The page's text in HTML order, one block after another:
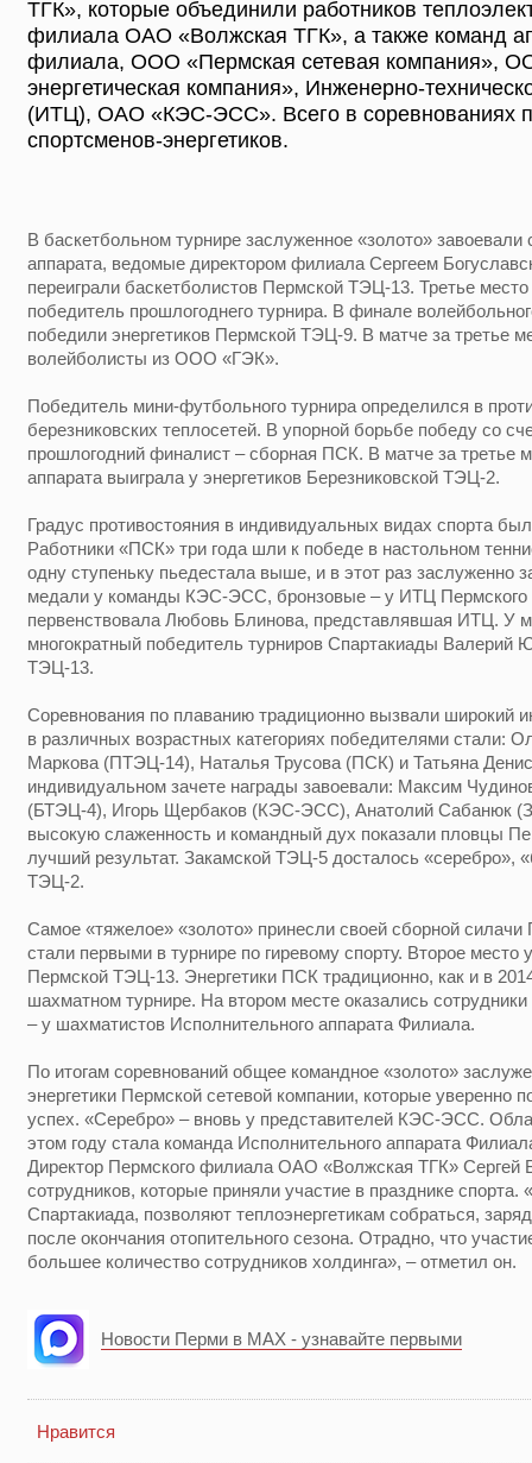
ТГК», которые объединили работников
филиала ОАО «Волжская ТГК», а также команд
филиала, ООО «Пермская сетевая компания»,
энергетическая компания», Инженерно-
(ИТЦ), ОАО «КЭС-ЭСС». Всего в соревнованиях
спортсменов-энергетиков.
В баскетбольном турнире заслуженное «золото» завоевали
аппарата, ведомые директором филиала Сергеем
переиграли баскетболистов Пермской ТЭЦ-13. Третье
победитель прошлогоднего турнира. В финале
победили энергетиков Пермской ТЭЦ-9. В матче за третье
волейболисты из ООО «ГЭК».
Победитель мини-футбольного турнира определился в
березниковских теплосетей. В упорной борьбе победу со
прошлогодний финалист – сборная ПСК. В матче за третье
аппарата выиграла у энергетиков Березниковской ТЭЦ-2.
Градус противостояния в индивидуальных видах спорта
Работники «ПСК» три года шли к победе в настольном
одну ступеньку пьедестала выше, и в этот раз заслуженно
медали у команды КЭС-ЭСС, бронзовые – у ИТЦ Пермского
первенствовала Любовь Блинова, представлявшая ИТЦ. У
многократный победитель турниров Спартакиады Валерий
ТЭЦ-13.
Соревнования по плаванию традиционно вызвали широкий
в различных возрастных категориях победителями
Маркова (ПТЭЦ-14), Наталья Трусова (ПСК) и Татьяна
индивидуальном зачете награды завоевали: Максим
(БТЭЦ-4), Игорь Щербаков (КЭС-ЭСС), Анатолий Сабанюк
высокую слаженность и командный дух показали пловцы
лучший результат. Закамской ТЭЦ-5 досталось «серебро»,
ТЭЦ-2.
Самое «тяжелое» «золото» принесли своей сборной
стали первыми в турнире по гиревому спорту. Второе место
Пермской ТЭЦ-13. Энергетики ПСК традиционно, как и в
шахматном турнире. На втором месте оказались
– у шахматистов Исполнительного аппарата Филиала.
По итогам соревнований общее командное «золото»
энергетики Пермской сетевой компании, которые уверенно
успех. «Серебро» – вновь у представителей КЭС-ЭСС.
этом году стала команда Исполнительного аппарата
Директор Пермского филиала ОАО «Волжская ТГК» Сергей
сотрудников, которые приняли участие в празднике спорта.
Спартакиада, позволяют теплоэнергетикам собраться,
после окончания отопительного сезона. Отрадно, что
большее количество сотрудников холдинга», – отметил он.
Новости Перми в MAX - узнавайте первыми
Нравится